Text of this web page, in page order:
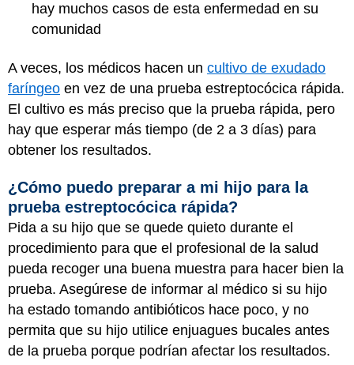
hay muchos casos de esta enfermedad en su
comunidad
A veces, los médicos hacen un cultivo de exudado
faríngeo en vez de una prueba estreptocócica rápida.
El cultivo es más preciso que la prueba rápida, pero
hay que esperar más tiempo (de 2 a 3 días) para
obtener los resultados.
¿Cómo puedo preparar a mi hijo para la
prueba estreptocócica rápida?
Pida a su hijo que se quede quieto durante el
procedimiento para que el profesional de la salud
pueda recoger una buena muestra para hacer bien la
prueba. Asegúrese de informar al médico si su hijo
ha estado tomando antibióticos hace poco, y no
permita que su hijo utilice enjuagues bucales antes
de la prueba porque podrían afectar los resultados.